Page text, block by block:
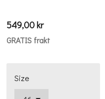
549,00 kr
GRATIS frakt
Size